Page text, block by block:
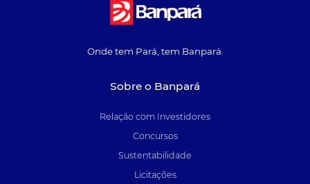
Onde tem Pará, tem Banpará.
Sobre o Banpará
Relação com Investidores
Concursos
Sustentabilidade
Licitações